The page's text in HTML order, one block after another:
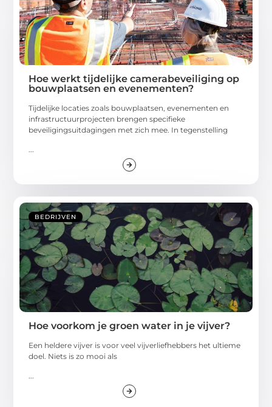
Hoe werkt tijdelijke camerabeveiliging op
bouwplaatsen en evenementen?
Tijdelijke locaties zoals bouwplaatsen, evenementen en
infrastructuurprojecten brengen specifieke
beveiligingsuitdagingen met zich mee. In tegenstelling
BEDRIJVEN
Hoe voorkom je groen water in je vijver?
Een heldere vijver is voor veel vijverliefhebbers het ultieme
doel. Niets is zo mooi als
...